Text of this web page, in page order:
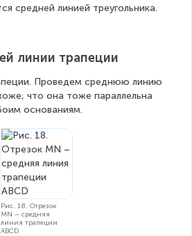
средней линией треугольника.
линии трапеции
Проведем среднюю линию
что она тоже параллельна
основаниям.
Рис. 18. Отрезок
MN – средняя
линия трапеции
ABCD